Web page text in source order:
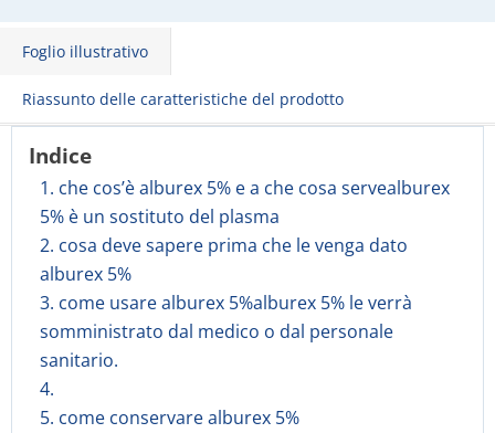
Foglio illustrativo
Riassunto delle caratteristiche del prodotto
Indice
1. che cos’è alburex 5% e a che cosa servealburex
5% è un sostituto del plasma
2. cosa deve sapere prima che le venga dato
alburex 5%
3. come usare alburex 5%alburex 5% le verrà
somministrato dal medico o dal personale
sanitario.
4.
5. come conservare alburex 5%